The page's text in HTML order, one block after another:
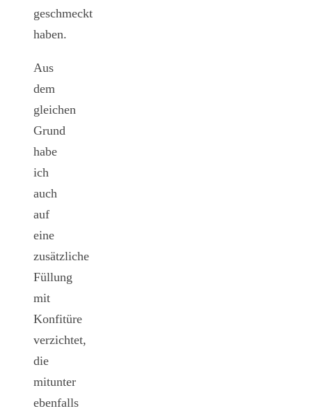
geschmeckt
haben.
Aus
dem
gleichen
Grund
habe
ich
auch
auf
eine
zusätzliche
Füllung
mit
Konfitüre
verzichtet,
die
mitunter
ebenfalls